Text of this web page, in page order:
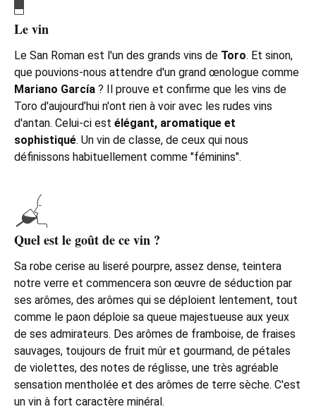
Le vin
Le San Roman est l'un des grands vins de Toro. Et sinon,
que pouvions-nous attendre d'un grand œnologue comme
Mariano García ? Il prouve et confirme que les vins de
Toro d'aujourd’hui n'ont rien à voir avec les rudes vins
d'antan. Celui-ci est élégant, aromatique et
sophistiqué. Un vin de classe, de ceux qui nous
définissons habituellement comme "féminins".
Quel est le goût de ce vin ?
Sa robe cerise au liseré pourpre, assez dense, teintera
notre verre et commencera son œuvre de séduction par
ses arômes, des arômes qui se déploient lentement, tout
comme le paon déploie sa queue majestueuse aux yeux
de ses admirateurs. Des arômes de framboise, de fraises
sauvages, toujours de fruit mûr et gourmand, de pétales
de violettes, des notes de réglisse, une très agréable
sensation mentholée et des arômes de terre sèche. C'est
un vin à fort caractère minéral.